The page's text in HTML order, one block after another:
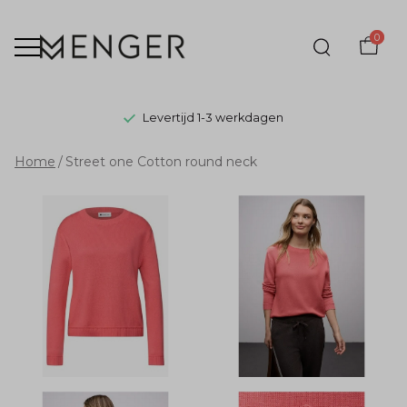
0
Levertijd 1-3 werkdagen
Street
one
Cotton
round
neck
Home Street one Cotton round neck